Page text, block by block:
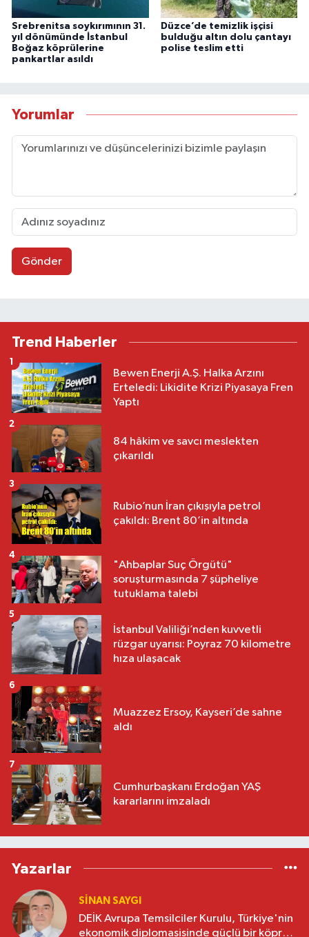
Srebrenitsa soykırımının 31.
yıl dönümünde İstanbul
Boğaz köprülerine
pankartlar asıldı
Düzce’de temizlik işçisi
bulduğu altın dolu çantayı
polise teslim etti
Yorumlar
Gönder
Trend Haberler
Bewen Enerji A.Ş. Halka Arzını
Erteledi: Likidite Krizi Piyasaya Fren
Yaptı
1
84 hâkim ve savcı meslekten
çıkarıldı
2
Rubio’nun İran çıkışıyla petrol
çakıldı: Brent 80’in altında
3
"Ahbaplar Suç Örgütü"
soruşturmasında 7 şüpheliye
tutuklama talebi
4
İstanbul Valiliği’nden kuvvetli
rüzgar uyarısı: Poyraz 70 kilometre
hıza ulaşacak
5
Muazzez Ersoy, Kayseri’de sahne
aldı
6
Cumhurbaşkanı Erdoğan YAŞ
kararlarını imzaladı
7
Yazarlar
SINAN SAYGI
DEİK Avrupa Temsilciler Kurulu, Türkiye'nin
ekonomik diplomasisinde güçlü bir köprü